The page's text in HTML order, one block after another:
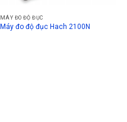
MÁY ĐO ĐỘ ĐỤC
Máy đo độ đục Hach 2100N